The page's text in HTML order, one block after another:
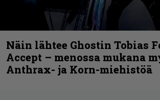
Näin lähtee Ghostin Tobias
Accept – menossa mukana
Anthrax- ja Korn-miehistöä